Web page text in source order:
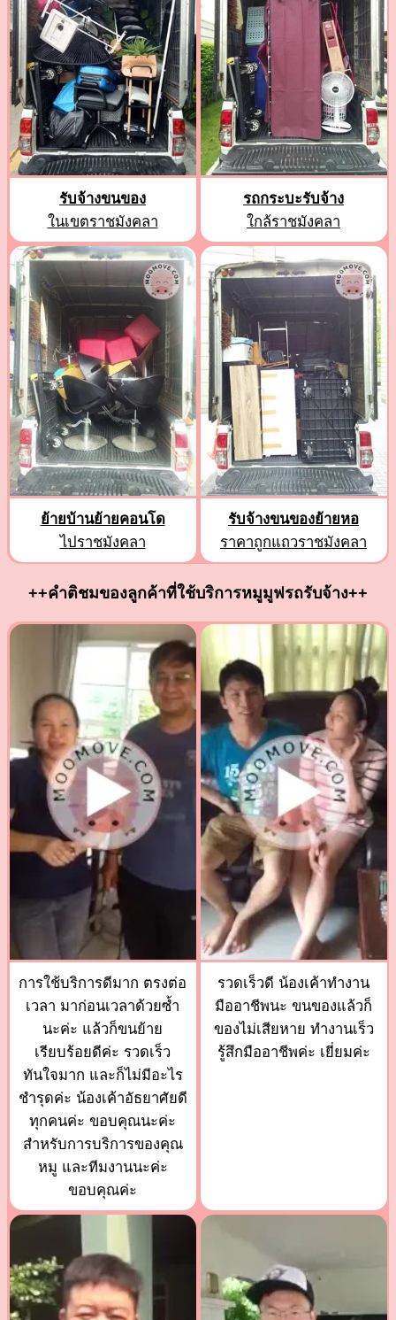
รับจ้างขนของ
ในเขตราชมังคลา
รถกระบะรับจ้าง
ใกล้ราชมังคลา
ย้ายบ้านย้ายคอนโด
ไปราชมังคลา
รับจ้างขนของย้ายหอ
ราคาถูกแถวราชมังคลา
++คำติชมของลูกค้าที่ใช้บริการหมูมูฟรถรับจ้าง++
การใช้บริการดีมาก ตรงต่อ
เวลา มาก่อนเวลาด้วยซ้ำ
นะค่ะ แล้วก็ขนย้าย
เรียบร้อยดีค่ะ รวดเร็ว
ทันใจมาก และก็ไม่มีอะไร
ชำรุดค่ะ น้องเค้าอัธยาศัยดี
ทุกคนค่ะ ขอบคุณนะค่ะ
สำหรับการบริการของคุณ
หมู และทีมงานนะค่ะ
ขอบคุณค่ะ
รวดเร็วดี น้องเค้าทำงาน
มืออาชีพนะ ขนของแล้วก็
ของไม่เสียหาย ทำงานเร็ว
รู้สึกมืออาชีพค่ะ เยี่ยมค่ะ